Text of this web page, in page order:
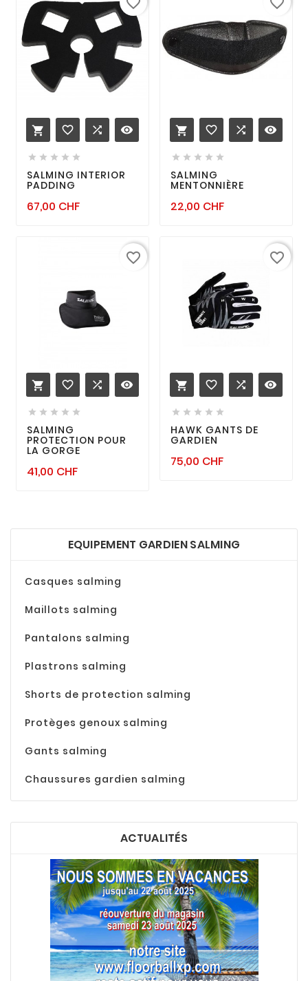
 favorite_border  remove_red_eye
    
SALMING INTERIOR
PADDING
67,00 CHFPrix
 favorite_border  remove_red_eye
    
SALMING
MENTONNIÈRE
22,00 CHFPrix
 favorite_border  remove_red_eye
    
SALMING
PROTECTION POUR
LA GORGE
41,00 CHFPrix
favorite_border
 favorite_border  remove_red_eye
    
HAWK GANTS DE
GARDIEN
75,00 CHFPrix
favorite_border
EQUIPEMENT GARDIEN SALMING
Casques salming
Maillots salming
Pantalons salming
Plastrons salming
Shorts de protection salming
Protèges genoux salming
Gants salming
Chaussures gardien salming
ACTUALITÉS